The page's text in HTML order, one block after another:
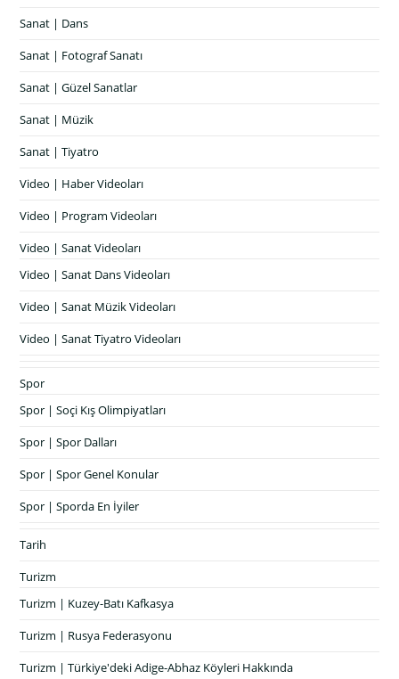
Sanat | Dans
Sanat | Fotograf Sanatı
Sanat | Güzel Sanatlar
Sanat | Müzik
Sanat | Tiyatro
Video | Haber Videoları
Video | Program Videoları
Video | Sanat Videoları
Video | Sanat Dans Videoları
Video | Sanat Müzik Videoları
Video | Sanat Tiyatro Videoları
Spor
Spor | Soçi Kış Olimpiyatları
Spor | Spor Dalları
Spor | Spor Genel Konular
Spor | Sporda En İyiler
Tarih
Turizm
Turizm | Kuzey-Batı Kafkasya
Turizm | Rusya Federasyonu
Turizm | Türkiye'deki Adige-Abhaz Köyleri Hakkında